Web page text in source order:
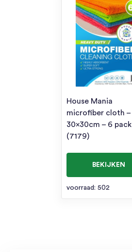
House Mania
microfiber cloth –
30x30cm – 6 pack
(7179)
BEKIJKEN
voorraad: 502